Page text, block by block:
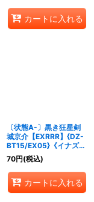
カートに入れる
〔状態A-〕黒き狂星剣
城京介【EXRRR】{DZ-
BT15/EX05}《イナズマ
イレブン》
70円(税込)
カートに入れる